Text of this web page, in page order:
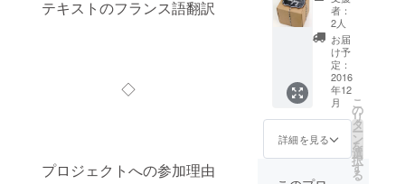
テキストのフランス語翻訳
◇
プロジェクトへの参加理由
ファッ
ション
を皆様
にお届
け！ ・
EYES&
MIND
Special
book –
編- 私
イド
ブック
ロー
カル目
線で作
り上げ
るスペ
シャル
なガイ
ドブッ
お礼の
メール
をお送
りさせ
ていた
だきま
す。 ・
報告書
イン
ターン
シップ
験をレ
者：
2人
お届
け予
定：
2016
年12
月
詳細を見る
こ
の
リ
タ
ー
ン
を
選
択
す
る